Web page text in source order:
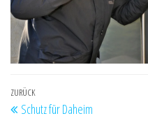
Beitragsnavigation
Vorheriger
Beitrag
ZURÜCK
Schutz für Daheim